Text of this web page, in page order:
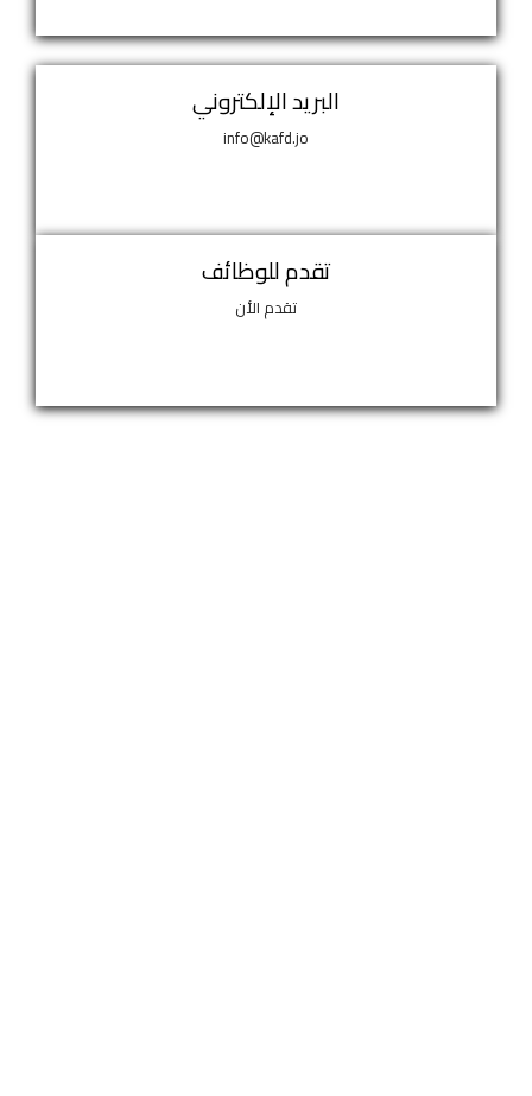
البريد الإلكتروني
info@kafd.jo
تقدم للوظائف
تقدم الأن